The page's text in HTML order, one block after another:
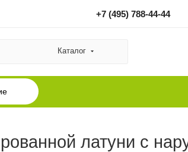
+7 (495) 788-44-44
Каталог
латуни с